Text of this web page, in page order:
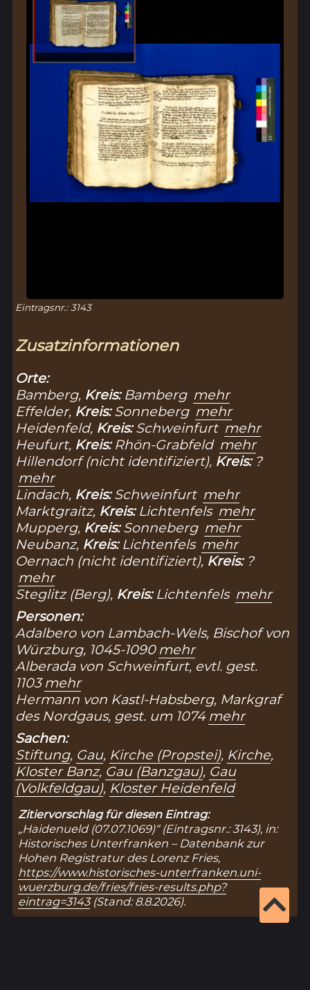
Eintragsnr.: 3143
Zusatzinformationen
Orte:
Bamberg, Kreis: Bamberg mehr
Effelder, Kreis:Sonneberg mehr
Heidenfeld, Kreis:Schweinfurt mehr
Heufurt, Kreis: Rhön-Grabfeld mehr
Hillendorf (nicht identifiziert), Kreis: ?
mehr
Lindach, Kreis:Schweinfurt mehr
Marktgraitz, Kreis: Lichtenfels mehr
Mupperg, Kreis:Sonneberg mehr
Neubanz, Kreis: Lichtenfels mehr
Oernach (nicht identifiziert), Kreis: ?
mehr
Steglitz (Berg), Kreis: Lichtenfels mehr
Personen:
Adalbero von Lambach-Wels, Bischof von
Würzburg, 1045-1090 mehr
Alberada von Schweinfurt, evtl. gest.
1103 mehr
Hermann von Kastl-Habsberg, Markgraf
des Nordgaus, gest. um 1074 mehr
Sachen:
Stiftung, Gau, Kirche (Propstei), Kirche,
Kloster Banz, Gau (Banzgau), Gau
(Volkfeldgau), Kloster Heidenfeld
Zitiervorschlag für diesen Eintrag:
„Haidenueld (07.07.1069)“ (Eintragsnr.: 3143), in:
Historisches Unterfranken – Datenbank zur
Hohen Registratur des Lorenz Fries,
https://www.historisches-unterfranken.uni-
wuerzburg.de/fries/fries-results.php?
eintrag=3143(Stand: 8.8.2026).